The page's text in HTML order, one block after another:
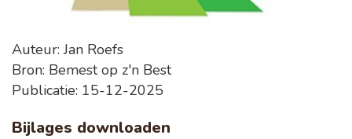
Auteur: Jan Roefs
Bron: Bemest op z'n Best
Publicatie: 15-12-2025
Bijlages downloaden